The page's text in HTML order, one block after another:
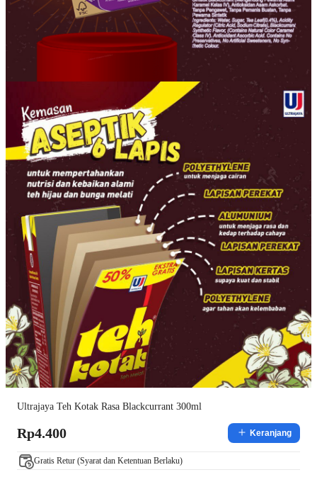
Ultrajaya Teh Kotak Rasa Blackcurrant 300ml
Rp4.400 Keranjang
Gratis Retur (Syarat dan Ketentuan Berlaku)